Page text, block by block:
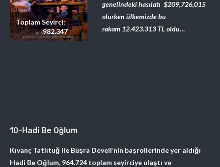
Toplam Seyirci:
982.347
genelindeki hasılatı $209,726,015
olurken ülkemizde bu
rakam 12.423.313 TL oldu…
10-Hadi Be Oğlum
Kıvanç Tatlıtuğ ile Büşra Develi’nin başrollerinde yer aldığı
Hadi Be Oğlum, 964.724 toplam seyirciye ulaştı ve